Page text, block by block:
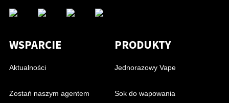
WSPARCIE
Aktualności
Zostań naszym agentem
PRODUKTY
Jednorazowy Vape
Sok do wapowania